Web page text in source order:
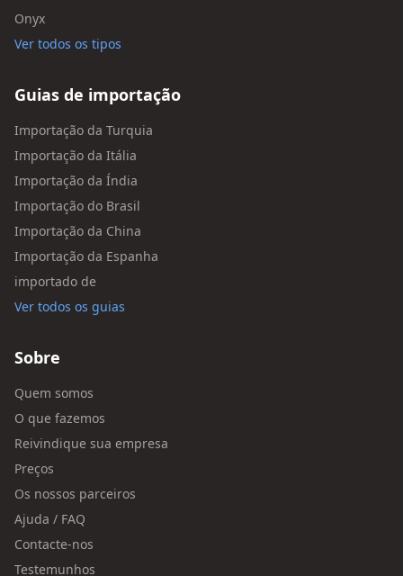
Onyx
Ver todos os tipos
Guias de importação
Importação da Turquia
Importação da Itália
Importação da Índia
Importação do Brasil
Importação da China
Importação da Espanha
importado de
Ver todos os guias
Sobre
Quem somos
O que fazemos
Reivindique sua empresa
Preços
Os nossos parceiros
Ajuda / FAQ
Contacte-nos
Testemunhos